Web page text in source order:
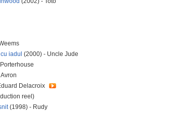
iadul (2000) - Uncle Jude
Delacroix
reel)
(1998) - Rudy